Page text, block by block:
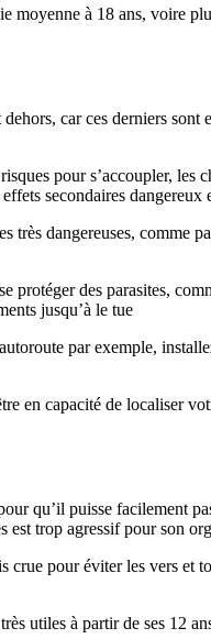
moyenne à 18 ans,
car ces derniers
pour s’accoupler, les
secondaires
très dangereuses,
des parasites,
jusqu’à le tue
par exemple,
en capacité de localiser
qu’il puisse facilement
est trop agressif pour son
crue pour éviter les vers et
utiles à partir de ses 12